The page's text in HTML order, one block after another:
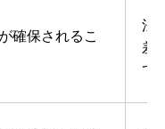
確保されるこ
法
差
て